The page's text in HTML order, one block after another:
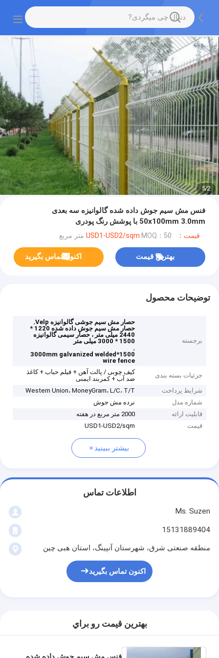
2
/
5
فنس مش سیم جوش داده شده گالوانیزه سه بعدی
50x100mm 3.0mm با پوشش رنگ پودری
قیمت：USD1-USD2/sqm MOQ：50 متر مربع
بهترین قیمت اکنون تماس بگیرید
توضیحات محصول
برجسته
حصار مش سیم جوشی گالوانیزه Velp
,
حصار مش سیم جوش داده شده 1220 *
2440 میلی متر ، حصار سیمی گالوانیزه
1500 * 3000 میلی متر
,
1500*3000mm galvanized welded
wire fence
جزئیات بسته بندی
کیف چوبی / پالت آهن + فیلم حباب + کاغذ
ضد آب + کمربند ایمنی
شرایط پرداخت
Western Union، MoneyGram، L/C، T/T
شماره مدل
نرده مش جوش
قابلیت ارائه
2000 متر مربع در هفته
قیمت
USD1-USD2/sqm
بیشتر ببینید
اطلاعات تماس
Ms. Suzen
15131889404
منطقه صنعتی شرق، شهرستان آنپینگ، استان هبی چین
اکنون تماس بگیرید
بهترين قيمت رو براي